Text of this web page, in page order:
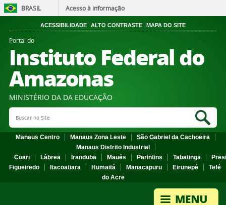
BRASIL Acesso à informação
ACESSIBILIDADE ALTO CONTRASTE MAPA DO SITE
Portal do
Instituto Federal do
Amazonas
MINISTÉRIO DA DA EDUCAÇÃO
Search Site
Manaus Centro Manaus Zona Leste
São Gabriel da Cachoeira
Manaus Distrito Industrial
Coari
Lábrea Iranduba Maués Parintins Tabatinga
Figueiredo
Itacoatiara Humaitá Manacapuru Eirunepé
Tefé
do Acre